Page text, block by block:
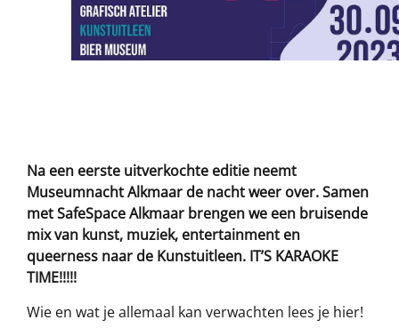
Na een eerste uitverkochte editie neemt
Museumnacht Alkmaar de nacht weer over. Samen
met SafeSpace Alkmaar brengen we een bruisende
mix van kunst, muziek, entertainment en
queerness naar de Kunstuitleen. IT’S KARAOKE
TIME!!!!!
Wie en wat je allemaal kan verwachten lees je hier!